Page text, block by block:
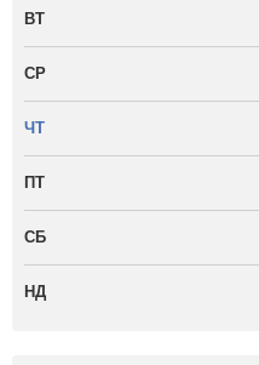
ВТ
СР
ЧТ
ПТ
СБ
НД